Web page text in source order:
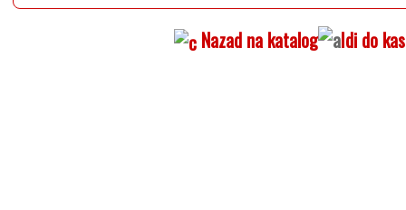
Nazad na katalog
Idi do